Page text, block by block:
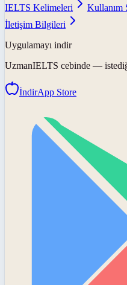
IELTS Kelimeleri
Kullanım
İletişim Bilgileri
Uygulamayı indir
UzmanIELTS cebinde —
İndirApp Store